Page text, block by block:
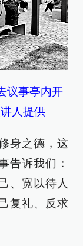
议事亭内开
人提供
身之德，这
告诉我们：
、宽以待人
复礼、反求